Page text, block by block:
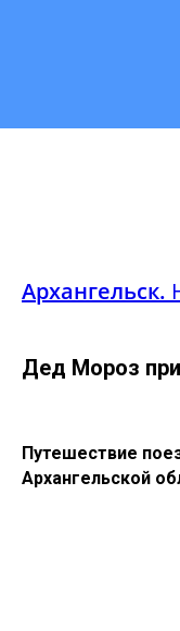
Архангельск.
Дед Мороз
Путешествие
Архангельской